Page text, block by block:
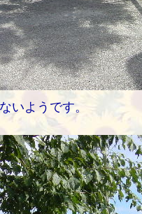
いようです。